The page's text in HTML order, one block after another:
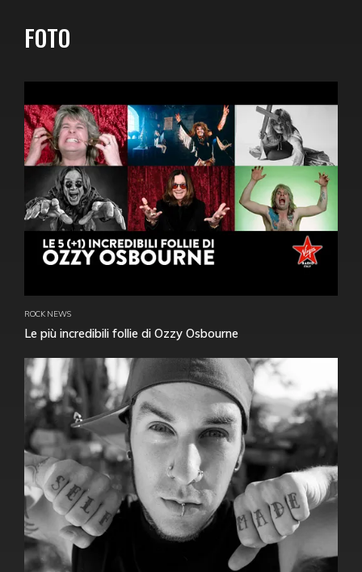
FOTO
ROCK NEWS
Le più incredibili follie di Ozzy Osbourne